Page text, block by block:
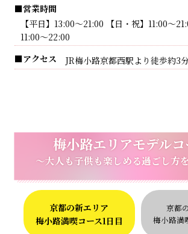
■営業時間
【平日】13:00～21:00 【日・祝】11:00～
11:00～22:00
■アクセス
JR梅小路京都西駅より徒歩約3
梅小路エリアモデルコ
～大人も子供も楽しめる過ごし方
京都の新エリア
梅小路満喫コース1日目
京都
梅小路満